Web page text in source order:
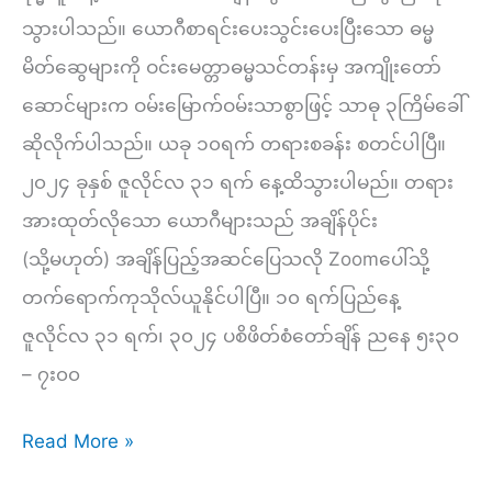
သွားပါသည်။ ယောဂီစာရင်းပေးသွင်းပေးပြီးသော ဓမ္မ
မိတ်ဆွေများကို ဝင်းမေတ္တာဓမ္မသင်တန်းမှ အကျိုးတော်
ဆောင်များက ဝမ်းမြောက်ဝမ်းသာစွာဖြင့် သာဓု ၃ကြိမ်ခေါ်
ဆိုလိုက်ပါသည်။ ယခု ၁၀ရက် တရားစခန်း စတင်ပါပြီ။​
၂၀၂၄ ခုနှစ် ဇူလိုင်လ ၃၁ ရက် နေ့ထိသွားပါမည်။​ တရား
အားထုတ်လိုသော ယောဂီများသည် အချိန်ပိုင်း
(သို့မဟုတ်) အချိန်ပြည့်အဆင်ပြေသလို Zoomပေါ်သို့
တက်ရောက်ကုသိုလ်ယူနိုင်ပါပြီ။ ၁၀ ရက်ပြည်နေ့
ဇူလိုင်လ ၃၁ ရက်၊ ၃၀၂၄ ပစိဖိတ်စံတော်ချိန် ညနေ ၅း၃၀
– ၇း၀၀
အရှင်
Read More »